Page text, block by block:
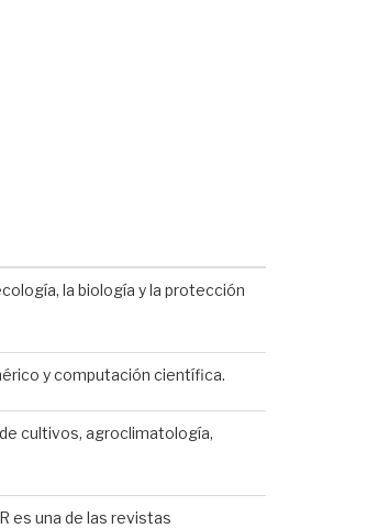
la biología y la protección
y computación científica.
cultivos, agroclimatología,
es una de las revistas